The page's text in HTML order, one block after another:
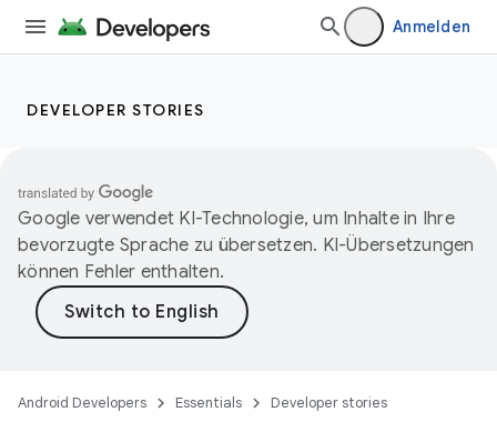
Anmelden
DEVELOPER STORIES
Google verwendet KI-Technologie, um Inhalte in Ihre
bevorzugte Sprache zu übersetzen. KI-Übersetzungen
können Fehler enthalten.
Android Developers Essentials Developer stories